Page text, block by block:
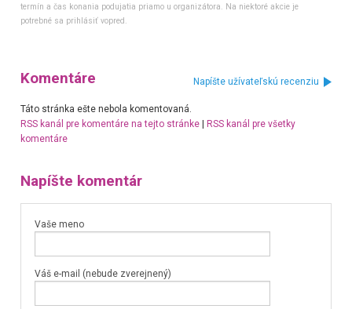
termín a čas konania podujatia priamo u organizátora. Na niektoré akcie je
potrebné sa prihlásiť vopred.
Komentáre Napíšte užívateľskú recenziu
Táto stránka ešte nebola komentovaná.
RSS kanál pre komentáre na tejto stránke|
RSS kanál pre všetky
komentáre
Napíšte komentár
Vaše meno
Váš e-mail (nebude zverejnený)